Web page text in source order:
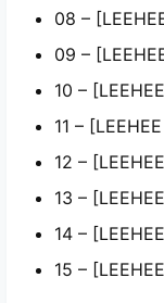
08 –
09 –
10 –
11 –
12 –
13 –
14 –
15 –